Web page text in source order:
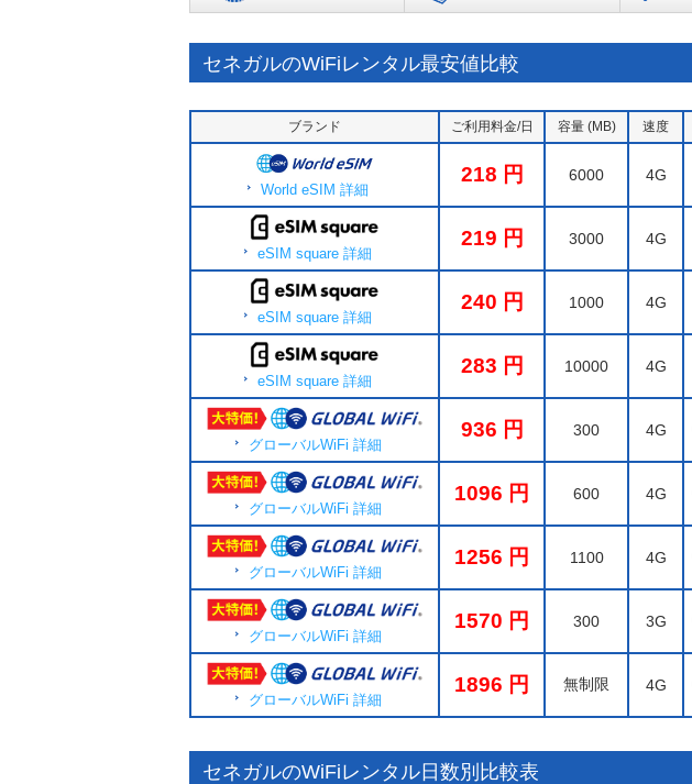
セネガルのWiFiレンタル最安値比較
ブランド ご利用料金/日 容量 (MB) 速度
World eSIM 詳細
218 6000 4G
eSIM square 詳細
219 3000 4G
eSIM square 詳細
240 1000 4G
eSIM square 詳細
283 10000 4G
グローバルWiFi 詳細
936 300 4G
グローバルWiFi 詳細
1096 600 4G
グローバルWiFi 詳細
1256 1100 4G
グローバルWiFi 詳細
1570 300 3G
グローバルWiFi 詳細
1896 無制限 4G
セネガルのWiFiレンタル日数別比較表